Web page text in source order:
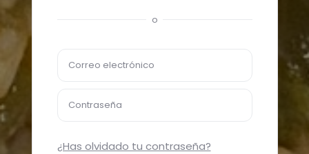
o
Correo electrónico
Contraseña
¿Has olvidado tu contraseña?